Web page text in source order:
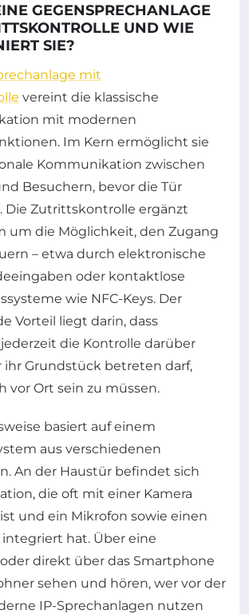
GEGENSPRECHANLAGE
UND WIE
SIE?
mit
vereint die klassische
mit modernen
Im Kern ermöglicht sie
Kommunikation zwischen
Besuchern, bevor die Tür
Die Zutrittskontrolle ergänzt
um die Möglichkeit, den Zugang
– etwa durch elektronische
oder kontaktlose
wie NFC-Keys. Der
Vorteil liegt darin, dass
die Kontrolle darüber
ihr Grundstück betreten darf,
vor Ort sein zu müssen.
basiert auf einem
aus verschiedenen
An der Haustür befindet sich
die oft mit einer Kamera
und ein Mikrofon sowie einen
hat. Über eine
direkt über das Smartphone
sehen und hören, wer vor der
IP-Sprechanlagen nutzen